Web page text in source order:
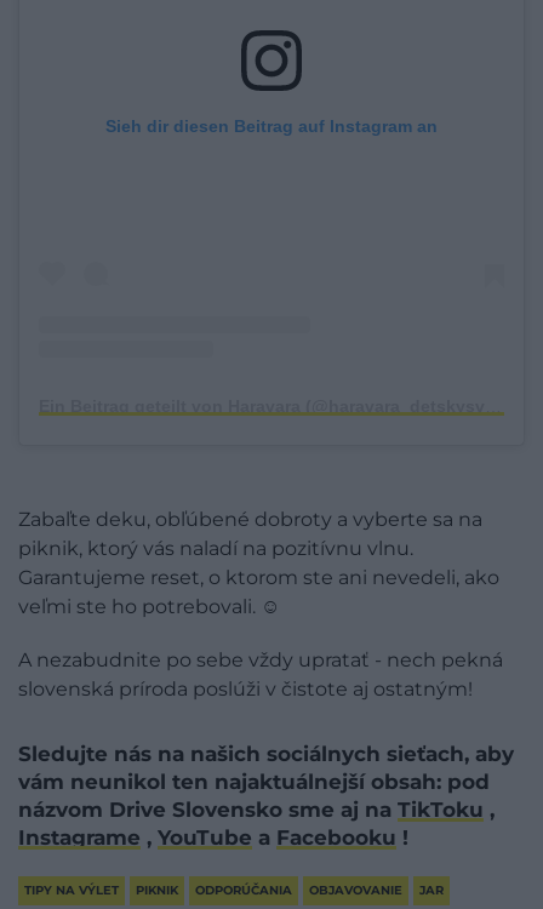
Sieh dir diesen Beitrag auf Instagram an
Zabaľte deku, obľúbené dobroty a vyberte sa na
piknik, ktorý vás naladí na pozitívnu vlnu.
Garantujeme reset, o ktorom ste ani nevedeli, ako
veľmi ste ho potrebovali. ☺
A nezabudnite po sebe vždy upratať - nech pekná
slovenská príroda poslúži v čistote aj ostatným!
Sledujte nás na našich sociálnych sieťach, aby
vám neunikol ten najaktuálnejší obsah: pod
názvom Drive Slovensko sme aj na TikToku ,
Instagrame , YouTube a Facebooku !
TIPY NA VÝLET PIKNIK ODPORÚČANIA OBJAVOVANIE JAR